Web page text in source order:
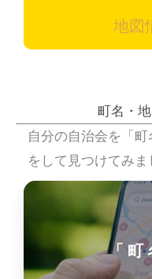
地図
町名・
自分の自治会を「
をして見つけてみま
「町